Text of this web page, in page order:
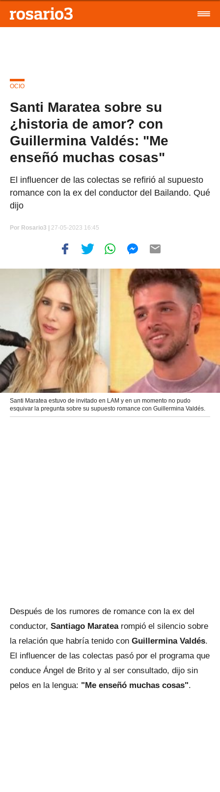
OCIO
Santi Maratea sobre su
¿historia de amor? con
Guillermina Valdés: "Me
enseñó muchas cosas"
El influencer de las colectas se refirió al supuesto
romance con la ex del conductor del Bailando. Qué
dijo
Por Rosario3 | 27-05-2023 16:45
Santi Maratea estuvo de invitado en LAM y en un momento no pudo
esquivar la pregunta sobre su supuesto romance con Guillermina Valdés.
Después de los rumores de romance con la ex del
conductor, Santiago Maratearompió el silencio sobre
la relación que habría tenido con Guillermina Valdés.
El influencer de las colectas pasó por el programa que
conduce Ángel de Brito y al ser consultado, dijo sin
pelos en la lengua: "Me enseñó muchas cosas".